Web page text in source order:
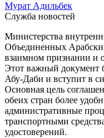
Мурат Адильбек
Служба новостей
Министерства
Объединенных
взаимном признании и
Этот важный документ
Абу-Даби и вступит в
Основная цель
обеих стран более
административные
транспортными
удостоверений.